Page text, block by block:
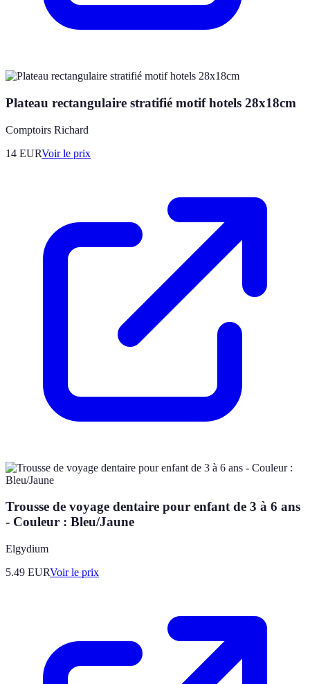
Plateau rectangulaire stratifié motif hotels 28x18cm
Comptoirs Richard
14 EURVoir le prix
Trousse de voyage dentaire pour enfant de 3 à 6 ans
- Couleur : Bleu/Jaune
Elgydium
5.49 EURVoir le prix